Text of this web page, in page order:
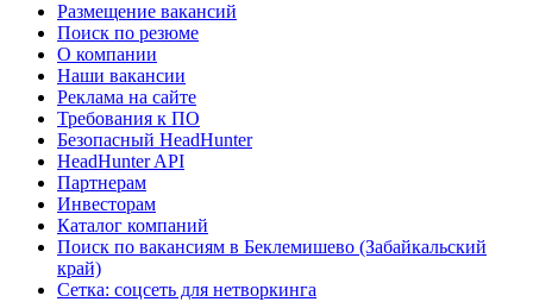
Размещение вакансий
Поиск по резюме
О компании
Наши вакансии
Реклама на сайте
Требования к ПО
Безопасный HeadHunter
HeadHunter API
Партнерам
Инвесторам
Каталог компаний
Поиск по вакансиям в Беклемишево (Забайкальский
край)
Сетка: соцсеть для нетворкинга